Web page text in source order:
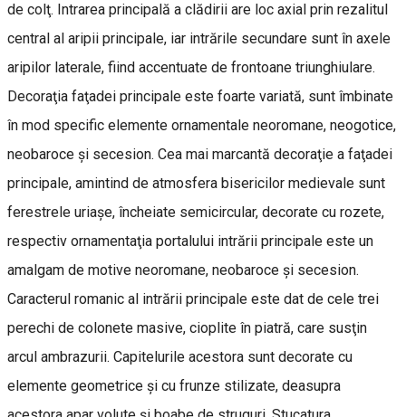
de colţ. Intrarea principală a clădirii are loc axial prin rezalitul
central al aripii principale, iar intrările secundare sunt în axele
aripilor laterale, fiind accentuate de frontoane triunghiulare.
Decoraţia faţadei principale este foarte variată, sunt îmbinate
în mod specific elemente ornamentale neoromane, neogotice,
neobaroce şi secesion. Cea mai marcantă decoraţie a faţadei
principale, amintind de atmosfera bisericilor medievale sunt
ferestrele uriaşe, încheiate semicircular, decorate cu rozete,
respectiv ornamentaţia portalului intrării principale este un
amalgam de motive neoromane, neobaroce şi secesion.
Caracterul romanic al intrării principale este dat de cele trei
perechi de colonete masive, cioplite în piatră, care susţin
arcul ambrazurii. Capitelurile acestora sunt decorate cu
elemente geometrice şi cu frunze stilizate, deasupra